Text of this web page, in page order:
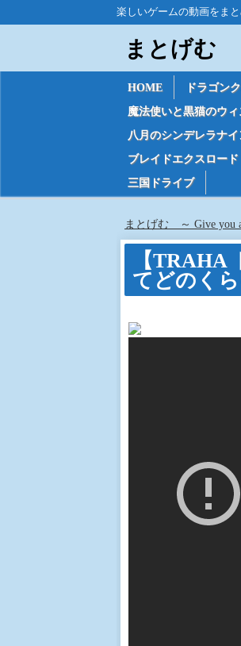
楽しいゲームの動画をまと
まとげむ
HOME ドラゴン
魔法使いと黒猫のウィ
八月のシンデレラナイ
ブレイドエクスロード
三国ドライブ
まとげむ ～ Give you
【
てどのく